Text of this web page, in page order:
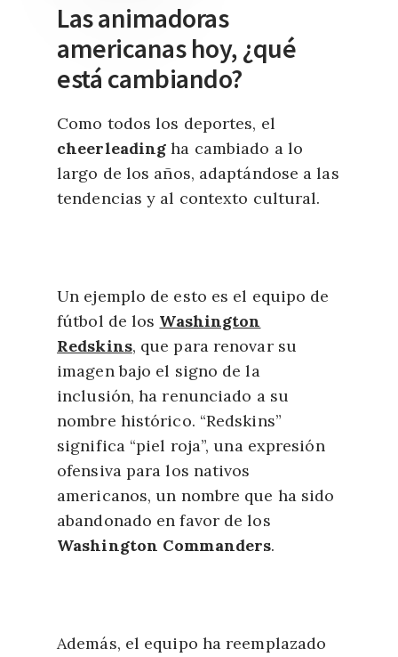
Las animadoras
americanas hoy, ¿qué
está cambiando?
Como todos los deportes, el
cheerleading ha cambiado a lo
largo de los años, adaptándose a las
tendencias y al contexto cultural.
Un ejemplo de esto es el equipo de
fútbol de los Washington
Redskins, que para renovar su
imagen bajo el signo de la
inclusión, ha renunciado a su
nombre histórico. “Redskins”
significa “piel roja”, una expresión
ofensiva para los nativos
americanos, un nombre que ha sido
abandonado en favor de los
Washington Commanders.
Además, el equipo ha reemplazado